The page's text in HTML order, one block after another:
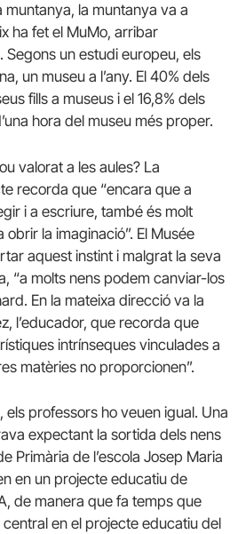
muntanya, la muntanya va a
ha fet el MuMo, arribar
Segons un estudi europeu, els
un museu a l’any. El 40% dels
fills a museus i el 16,8% dels
hora del museu més proper.
valorat a les aules? La
recorda que “encara que a
i a escriure, també és molt
la imaginació”. El Musée
aquest instint i malgrat la seva
“a molts nens podem canviar-los
En la mateixa direcció va la
l’educador, que recorda que
intrínseques vinculades a
matèries no proporcionen”.
els professors ho veuen igual. Una
expectant la sortida dels nens
Primària de l’escola Josep Maria
en un projecte educatiu de
de manera que fa temps que
central en el projecte educatiu del